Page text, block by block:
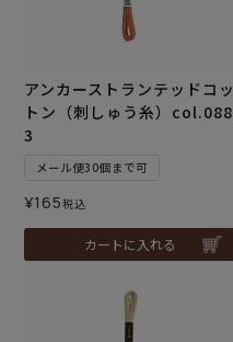
アンカーストランテッドコッ
トン（刺しゅう糸）col.088
3
メール便30個まで可
¥165税込
カートに入れる